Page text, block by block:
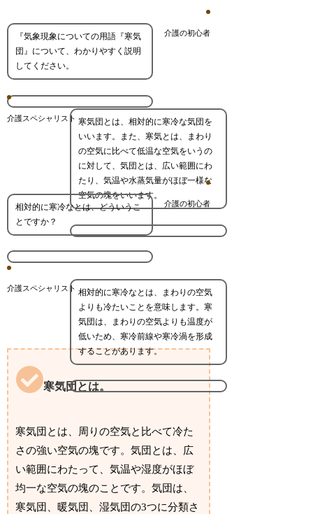
介護の初心者
『気象現象についての用語『寒気
団』について、わかりやすく説明
してください。
介護スペシャリスト 寒気団とは、相対的に寒冷な気団を
いいます。また、寒気とは、まわり
の空気に比べて低温な空気をいうの
に対して、気団とは、広い範囲にわ
たり、気温や水蒸気量がほぼ一様な
空気の塊をいいます。
介護の初心者
相対的に寒冷なとは、どういうこ
とですか？
介護スペシャリスト 相対的に寒冷なとは、まわりの空気
よりも冷たいことを意味します。寒
気団は、まわりの空気よりも温度が
低いため、寒冷前線や寒冷渦を形成
することがあります。
寒気団とは。
寒気団とは、周りの空気と比べて冷た
さの強い空気の塊です。気団とは、広
い範囲にわたって、気温や湿度がほぼ
均一な空気の塊のことです。気団は、
寒気団、暖気団、湿気団の3つに分類さ